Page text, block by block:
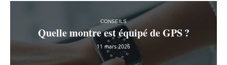
CONSEILS
Quelle montre est équipé de GPS ?
11 mars 2026